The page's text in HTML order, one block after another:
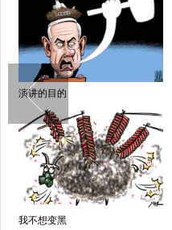
演讲的目的
我不想变黑